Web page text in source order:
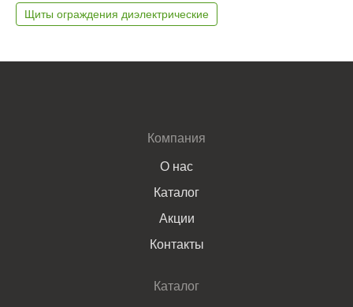
Щиты ограждения диэлектрические
Компания
О нас
Каталог
Акции
Контакты
Каталог